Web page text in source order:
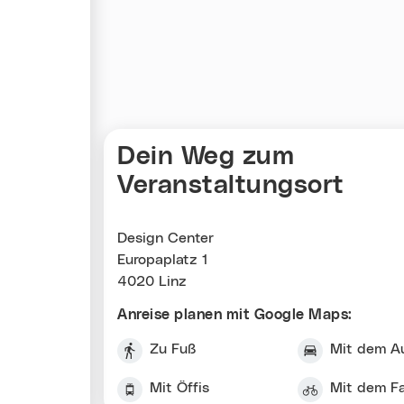
Dein Weg zum
Veranstaltungsort
Design Center
Europaplatz 1
4020 Linz
Anreise planen mit Google Maps:
Zu Fuß Mit dem
Mit Öffis Mit dem